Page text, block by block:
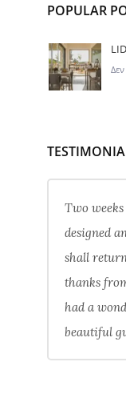
POPULAR
Two
designed
shall
thanks
had a
beautiful